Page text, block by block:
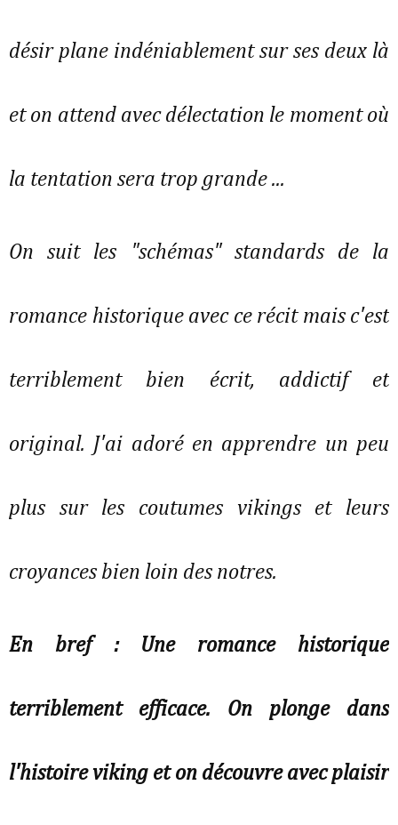
désir plane indéniablement sur ses deux là
et on attend avec délectation le moment où
la tentation sera trop grande ...
On suit les "schémas" standards de la
romance historique avec ce récit mais c'est
terriblement bien écrit, addictif et
original. J'ai adoré en apprendre un peu
plus sur les coutumes vikings et leurs
croyances bien loin des notres.
En bref : Une romance historique
terriblement efficace. On plonge dans
l'histoire viking et on découvre avec plaisir